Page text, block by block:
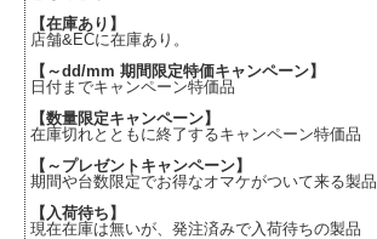
【在庫あり】
店舗&ECに在庫あり。
【～dd/mm 期間限定特価キャンペーン】
日付までキャンペーン特価品
【数量限定キャンペーン】
在庫切れとともに終了するキャンペーン特価品
【～プレゼントキャンペーン】
期間や台数限定でお得なオマケがついて来る製品
【入荷待ち】
現在在庫は無いが、発注済みで入荷待ちの製品